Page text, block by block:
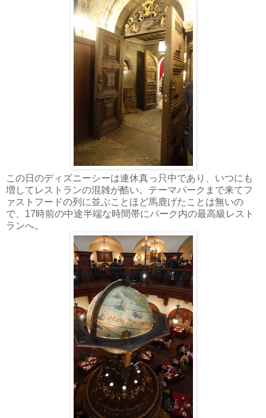
この日のディズニーシーは連休真っ只中であり、いつにも
増してレストランの混雑が酷い。テーマパークまで来てフ
ァストフードの列に並ぶことほど馬鹿げたことは無いの
で、17時前の中途半端な時間帯にパーク内の最高級レスト
ランへ。